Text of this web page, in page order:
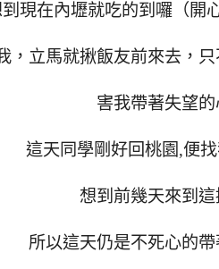
現在內壢就吃的到囉（開
，立馬就揪飯友前來去，
害我帶著失望
這天同學剛好回桃園,便
想到前幾天來到
所以這天仍是不死心的